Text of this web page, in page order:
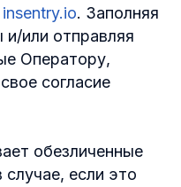
insentry.io. Заполняя
или отправляя
Оператору,
согласие
обезличенные
если это